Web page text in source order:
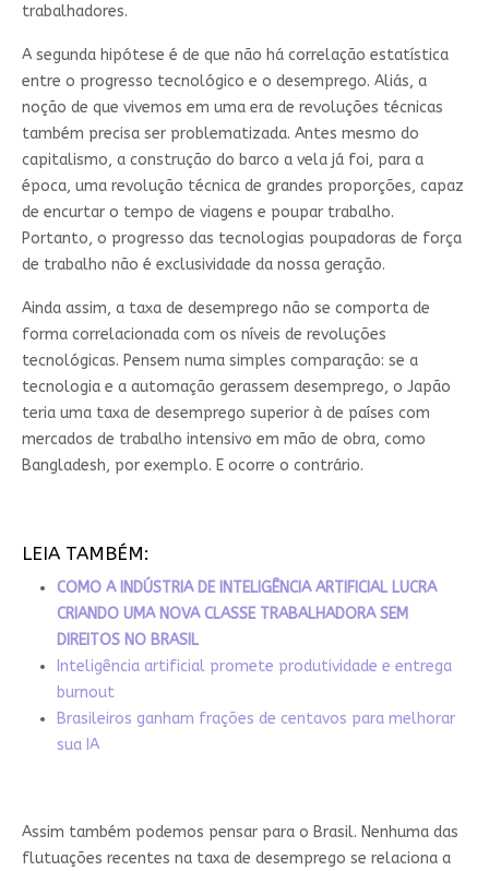
trabalhadores.
A segunda hipótese é de que não há correlação estatística
entre o progresso tecnológico e o desemprego. Aliás, a
noção de que vivemos em uma era de revoluções técnicas
também precisa ser problematizada. Antes mesmo do
capitalismo, a construção do barco a vela já foi, para a
época, uma revolução técnica de grandes proporções, capaz
de encurtar o tempo de viagens e poupar trabalho.
Portanto, o progresso das tecnologias poupadoras de força
de trabalho não é exclusividade da nossa geração.
Ainda assim, a taxa de desemprego não se comporta de
forma correlacionada com os níveis de revoluções
tecnológicas. Pensem numa simples comparação: se a
tecnologia e a automação gerassem desemprego, o Japão
teria uma taxa de desemprego superior à de países com
mercados de trabalho intensivo em mão de obra, como
Bangladesh, por exemplo. E ocorre o contrário.
LEIA TAMBÉM:
COMO A INDÚSTRIA DE INTELIGÊNCIA ARTIFICIAL LUCRA
CRIANDO UMA NOVA CLASSE TRABALHADORA SEM
DIREITOS NO BRASIL
Inteligência artificial promete produtividade e entrega
burnout
Brasileiros ganham frações de centavos para melhorar
sua IA
Assim também podemos pensar para o Brasil. Nenhuma das
flutuações recentes na taxa de desemprego se relaciona a